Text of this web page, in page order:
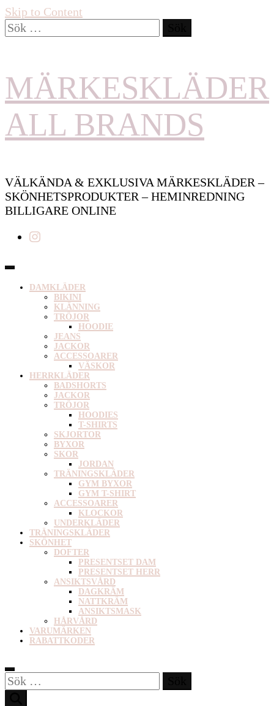
Skip to Content
Sök
efter:
MÄRKESKLÄDER
ALL BRANDS
VÄLKÄNDA & EXKLUSIVA MÄRKESKLÄDER –
SKÖNHETSPRODUKTER – HEMINREDNING
BILLIGARE ONLINE
DAMKLÄDER
BIKINI
KLÄNNING
TRÖJOR
HOODIE
JEANS
JACKOR
ACCESSOARER
VÄSKOR
HERRKLÄDER
BADSHORTS
JACKOR
TRÖJOR
HOODIES
T-SHIRTS
SKJORTOR
BYXOR
SKOR
JORDAN
TRÄNINGSKLÄDER
GYM BYXOR
GYM T-SHIRT
ACCESSOARER
KLOCKOR
UNDERKLÄDER
TRÄNINGSKLÄDER
SKÖNHET
DOFTER
PRESENTSET DAM
PRESENTSET HERR
ANSIKTSVÅRD
DAGKRÄM
NATTKRÄM
ANSIKTSMASK
HÅRVÅRD
VARUMÄRKEN
RABATTKODER
Sök
efter: